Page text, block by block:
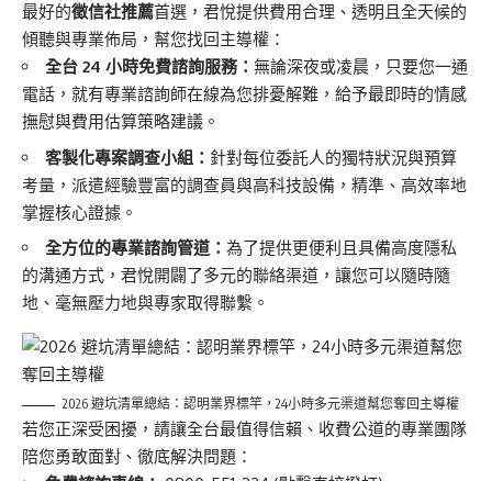
最好的徵信社推薦首選，君悅提供費用合理、透明且全天候的
傾聽與專業佈局，幫您找回主導權：
全台 24 小時免費諮詢服務： 無論深夜或凌晨，只要您一通
電話，就有專業諮詢師在線為您排憂解難，給予最即時的情感
撫慰與費用估算策略建議。
客製化專案調查小組： 針對每位委託人的獨特狀況與預算
考量，派遣經驗豐富的調查員與高科技設備，精準、高效率地
掌握核心證據。
全方位的專業諮詢管道： 為了提供更便利且具備高度隱私
的溝通方式，君悅開闢了多元的聯絡渠道，讓您可以隨時隨
地、毫無壓力地與專家取得聯繫。
2026 避坑清單總結：認明業界標竿，24小時多元渠道幫您奪回主導權
若您正深受困擾，請讓全台最值得信賴、收費公道的專業團隊
陪您勇敢面對、徹底解決問題：